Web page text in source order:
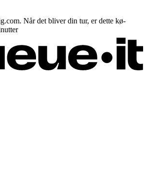
Når det bliver din tur, er dette kø-